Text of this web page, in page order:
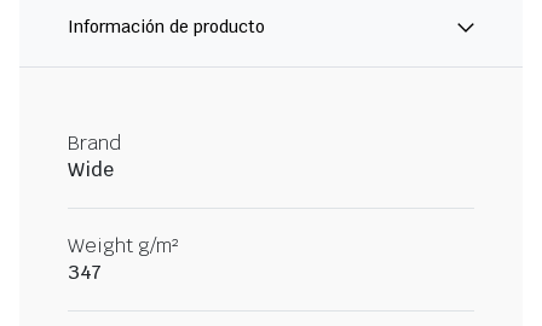
Información de producto
Brand
Wide
Weight g/m²
347